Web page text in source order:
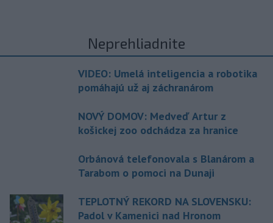
Neprehliadnite
VIDEO: Umelá inteligencia a robotika
pomáhajú už aj záchranárom
NOVÝ DOMOV: Medveď Artur z
košickej zoo odchádza za hranice
Orbánová telefonovala s Blanárom a
Tarabom o pomoci na Dunaji
TEPLOTNÝ REKORD NA SLOVENSKU:
Padol v Kamenici nad Hronom